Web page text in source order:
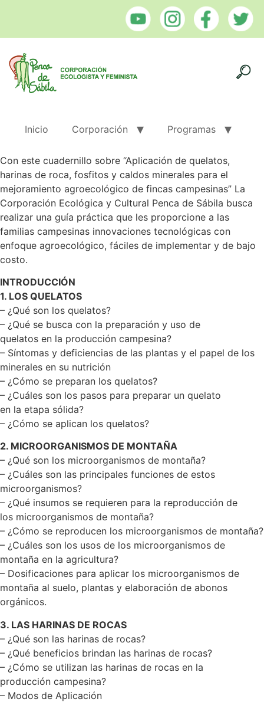
Inicio Corporación Programas
Con este cuadernillo sobre “Aplicación de quelatos,
harinas de roca, fosfitos y caldos minerales para el
mejoramiento agroecológico de fincas campesinas” La
Corporación Ecológica y Cultural Penca de Sábila busca
realizar una guía práctica que les proporcione a las
familias campesinas innovaciones tecnológicas con
enfoque agroecológico, fáciles de implementar y de bajo
costo.
INTRODUCCIÓN
1. LOS QUELATOS
– ¿Qué son los quelatos?
– ¿Qué se busca con la preparación y uso de
quelatos en la producción campesina?
– Síntomas y deficiencias de las plantas y el papel de los
minerales en su nutrición
– ¿Cómo se preparan los quelatos?
– ¿Cuáles son los pasos para preparar un quelato
en la etapa sólida?
– ¿Cómo se aplican los quelatos?
2. MICROORGANISMOS DE MONTAÑA
– ¿Qué son los microorganismos de montaña?
– ¿Cuáles son las principales funciones de estos
microorganismos?
– ¿Qué insumos se requieren para la reproducción de
los microorganismos de montaña?
– ¿Cómo se reproducen los microorganismos de montaña?
– ¿Cuáles son los usos de los microorganismos de
montaña en la agricultura?
– Dosificaciones para aplicar los microorganismos de
montaña al suelo, plantas y elaboración de abonos
orgánicos.
3. LAS HARINAS DE ROCAS
– ¿Qué son las harinas de rocas?
– ¿Qué beneficios brindan las harinas de rocas?
– ¿Cómo se utilizan las harinas de rocas en la
producción campesina?
– Modos de Aplicación